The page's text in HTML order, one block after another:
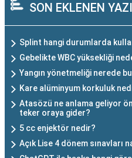
SON EKLENEN
Splint hangi durumlarda
Gebelikte WBC yüksekliği
Yangın yönetmeliği nerede
Kare alüminyum korkuluk
Atasözü ne anlama geliyor
teker oraya gider?
5 cc enjektör nedir?
Açık Lise 4 dönem sınavları